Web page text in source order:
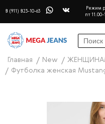
8 (911) 823-10-63
Режим
пт 11.00-
Главная New
Футболка женская